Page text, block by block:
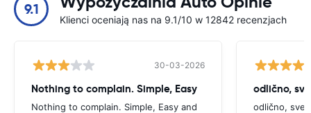
9.1
Klienci oceniają nas na 9.1/10 w 12842 recenzjach
30-03-2026
Nothing to complain. Simple, Easy
Nothing to complain. Simple, Easy and
odlično,
odlično, sve